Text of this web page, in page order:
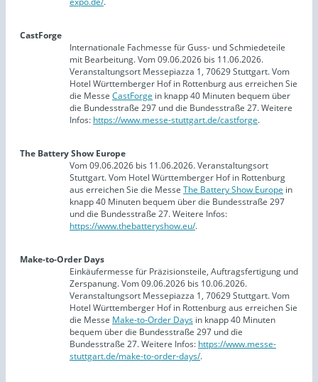
CastForge
Internationale Fachmesse für Guss- und Schmiedeteile
mit Bearbeitung. Vom 09.06.2026 bis 11.06.2026.
Veranstaltungsort Messepiazza 1, 70629 Stuttgart. Vom
Hotel Württemberger Hof in Rottenburg aus erreichen Sie
die Messe CastForge in knapp 40 Minuten bequem über
die Bundesstraße 297 und die Bundesstraße 27. Weitere
Infos: https://www.messe-stuttgart.de/castforge.
The Battery Show Europe
Vom 09.06.2026 bis 11.06.2026. Veranstaltungsort
Stuttgart. Vom Hotel Württemberger Hof in Rottenburg
aus erreichen Sie die Messe The Battery Show Europe in
knapp 40 Minuten bequem über die Bundesstraße 297
und die Bundesstraße 27. Weitere Infos:
https://www.thebatteryshow.eu/.
Make-to-Order Days
Einkäufermesse für Präzisionsteile, Auftragsfertigung und
Zerspanung. Vom 09.06.2026 bis 10.06.2026.
Veranstaltungsort Messepiazza 1, 70629 Stuttgart. Vom
Hotel Württemberger Hof in Rottenburg aus erreichen Sie
die Messe Make-to-Order Days in knapp 40 Minuten
bequem über die Bundesstraße 297 und die
Bundesstraße 27. Weitere Infos: https://www.messe-
stuttgart.de/make-to-order-days/.